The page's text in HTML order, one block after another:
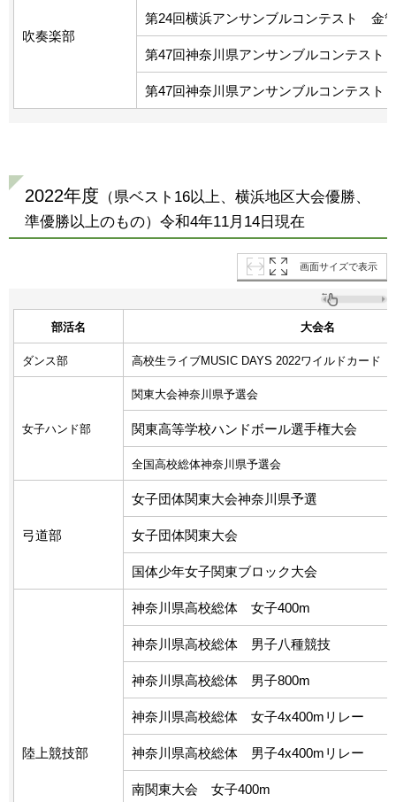
吹奏楽部
第24回横浜アンサンブルコンテスト 金
第47回神奈川県アンサンブルコンテスト
第47回神奈川県アンサンブルコンテスト
2022年度 （県ベスト16以上、横浜地区大会優勝、
準優勝以上のもの）令和4年11月14日現在
画面サイズで表示
部活名 大会名
ダンス部 高校生ライブMUSIC DAYS 2022ワイルドカード
女子ハンド部
関東大会神奈川県予選会
関東高等学校ハンドボール選手権大会
全国高校総体神奈川県予選会
弓道部
女子団体関東大会神奈川県予選
女子団体関東大会
国体少年女子関東ブロック大会
陸上競技部
神奈川県高校総体 女子400m
神奈川県高校総体 男子八種競技
神奈川県高校総体 男子800m
神奈川県高校総体 女子4x400mリレー
神奈川県高校総体 男子4x400mリレー
南関東大会 女子400m